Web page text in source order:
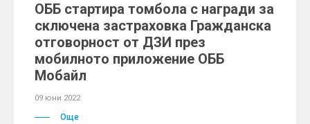
ОББ стартира томбола с награди за
сключена застраховка Гражданска
отговорност от ДЗИ през
мобилното приложение ОББ
Мобайл
09 юни 2022
Още